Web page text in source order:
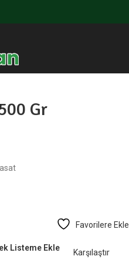
Gr
Favorilere Ekle
Listeme Ekle
Karşılaştır